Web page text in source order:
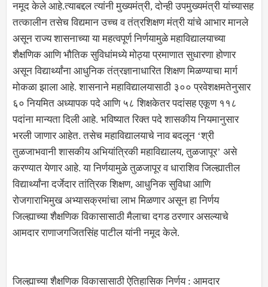
नमूद केले आहे.त्याबद्दल त्यांनी मुख्यमंत्री, दोन्ही उपमुख्यमंत्री यांच्यासह
तत्कालीन तसेच विद्यमान उच्च व तंत्रशिक्षण मंत्री यांचे आभार मानले
असून राज्य शासनाच्या या महत्वपूर्ण निर्णयामुळे महाविद्यालयाच्या
शैक्षणिक आणि भौतिक सुविधांमध्ये मोठ्या प्रमाणात सुधारणा होणार
असून विद्यार्थ्यांना आधुनिक तंत्रज्ञानाधारित शिक्षण मिळण्याचा मार्ग
मोकळा झाला आहे. शासनाने महाविद्यालयासाठी ३०० प्रवेशक्षमतेनुसार
६० नियमित अध्यापक पदे आणि ५८ शिक्षकेतर पदांसह एकूण ११८
पदांना मान्यता दिली आहे. भविष्यात रिक्त पदे शासकीय नियमानुसार
भरली जाणार आहेत. तसेच महाविद्यालयाचे नाव बदलून ‘श्री
तुळजाभवानी शासकीय अभियांत्रिकी महाविद्यालय, तुळजापूर’ असे
करण्यात येणार आहे. या निर्णयामुळे तुळजापूर व धाराशिव जिल्ह्यातील
विद्यार्थ्यांना दर्जेदार तांत्रिक शिक्षण, आधुनिक सुविधा आणि
रोजगाराभिमुख अभ्यासक्रमांचा लाभ मिळणार असून हा निर्णय
जिल्ह्याच्या शैक्षणिक विकासासाठी मैलाचा दगड ठरणार असल्याचे
आमदार राणाजगजितसिंह पाटील यांनी नमूद केले.
जिल्ह्याच्या शैक्षणिक विकासासाठी ऐतिहासिक निर्णय : आमदार